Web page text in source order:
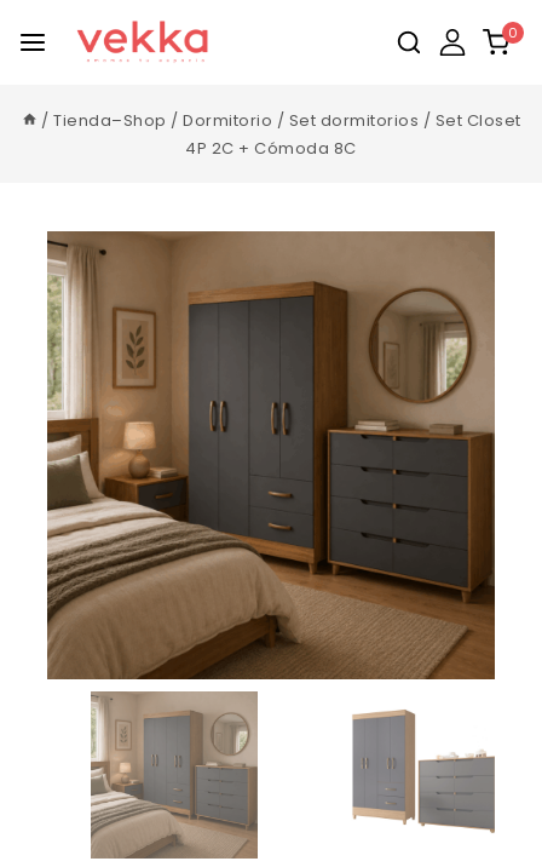
0
/ Tienda–Shop / Dormitorio / Set dormitorios / Set Closet
4P 2C + Cómoda 8C